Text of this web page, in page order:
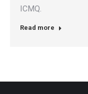
ICMQ.
Read more